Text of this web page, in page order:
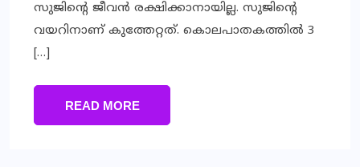
സുജിന്റെ ജീവന്‍ രക്ഷിക്കാനായില്ല. സുജിന്റെ
വയറിനാണ് കുത്തേറ്റത്. കൊലപാതകത്തില്‍ 3
[…]
READ MORE